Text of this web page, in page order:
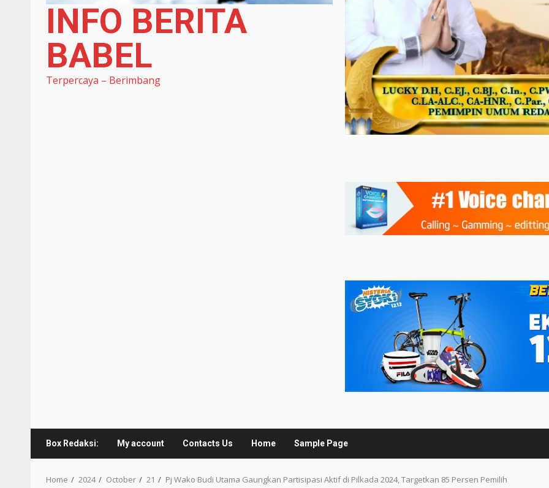
INFO BERITA
BABEL
Terpercaya – Berimbang
Box Redaksi: My account Contacts Us Home Sample Page
Home 2024 October 21 Pj Wako Budi Utama Gaungkan Partisipasi Aktif di Pilkada 2024, Targetkan 85 Persen Pemilih